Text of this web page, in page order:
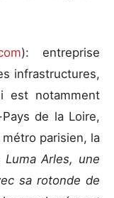
): entreprise
infrastructures,
est notamment
de la Loire,
parisien, la
Luma Arles, une
sa rotonde de